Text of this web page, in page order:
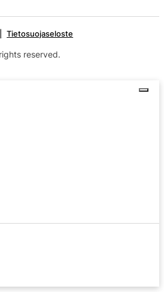
Tietosuojaseloste
reserved.